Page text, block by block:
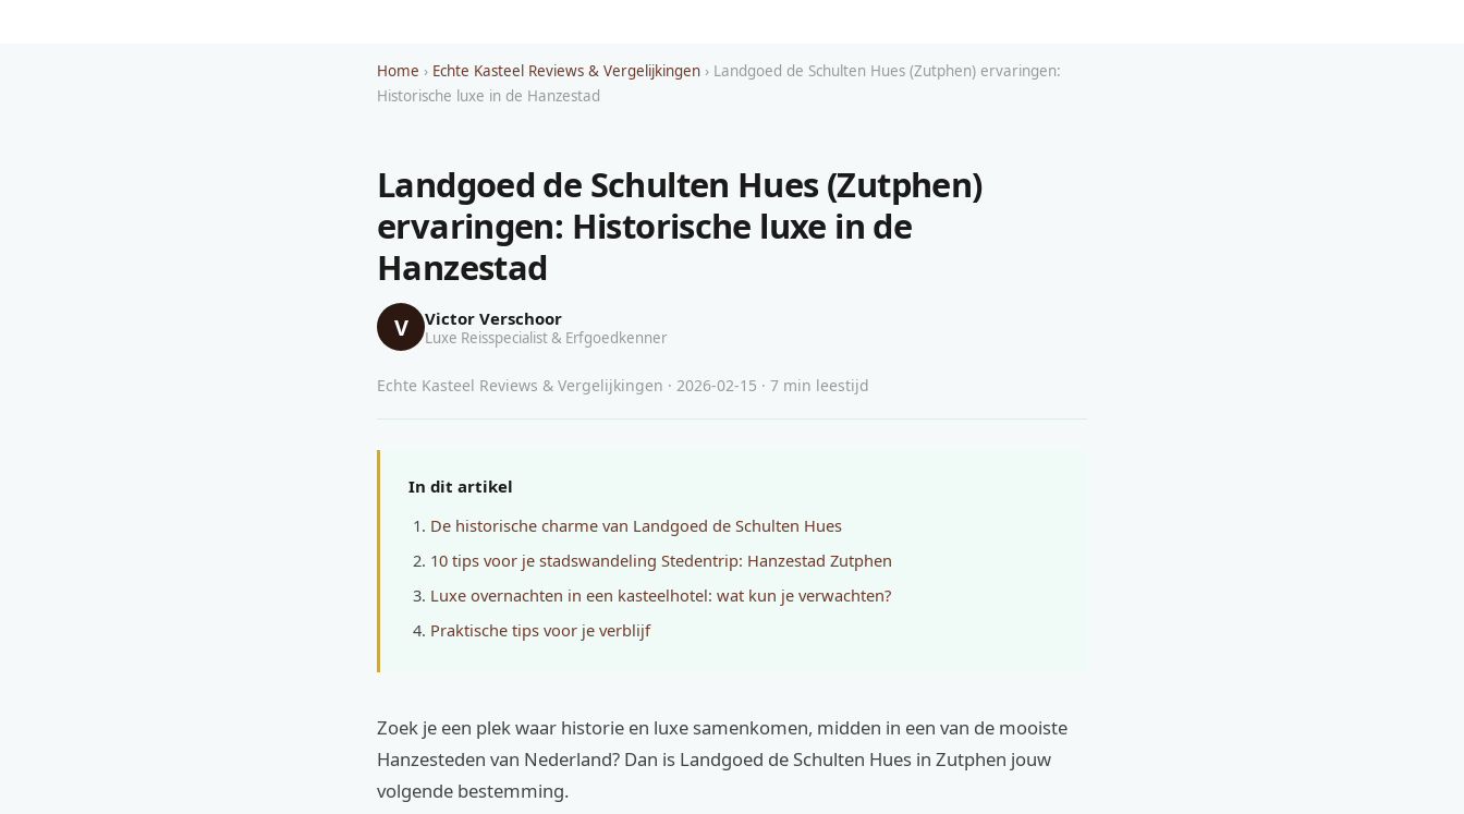
Home › Echte Kasteel Reviews & Vergelijkingen › Landgoed de Schulten Hues (Zutphen) ervaringen:
Historische luxe in de Hanzestad
Landgoed de Schulten Hues (Zutphen)
ervaringen: Historische luxe in de
Hanzestad
V Victor Verschoor
Luxe Reisspecialist & Erfgoedkenner
Echte Kasteel Reviews & Vergelijkingen · 2026-02-15 · 7 min leestijd
In dit artikel
De historische charme van Landgoed de Schulten Hues
10 tips voor je stadswandeling Stedentrip: Hanzestad Zutphen
Luxe overnachten in een kasteelhotel: wat kun je verwachten?
Praktische tips voor je verblijf
Zoek je een plek waar historie en luxe samenkomen, midden in een van de mooiste
Hanzesteden van Nederland? Dan is Landgoed de Schulten Hues in Zutphen jouw
volgende bestemming.